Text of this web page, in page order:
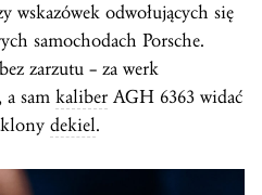
wskazówek odwołujących się
samochodach Porsche.
zarzutu – za werk
sam kaliber AGH 6363 widać
dekiel.